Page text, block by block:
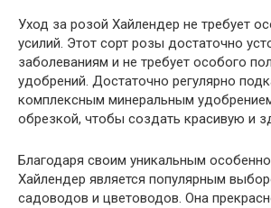
Уход за розой Хайлендер не требует
усилий. Этот сорт розы достаточно
заболеваниям и не требует особого
удобрений. Достаточно регулярно
комплексным минеральным
обрезкой, чтобы создать красивую и
Благодаря своим уникальным
Хайлендер является популярным
садоводов и цветоводов. Она